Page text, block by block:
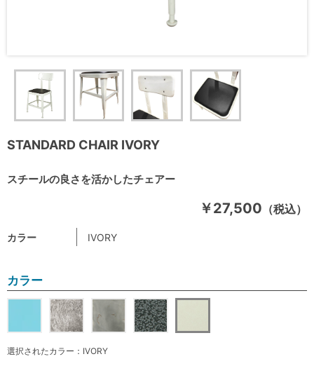
STANDARD CHAIR IVORY
スチールの良さを活かしたチェアー
￥27,500 （税込）
カラー IVORY
カラー
選択されたカラー：IVORY